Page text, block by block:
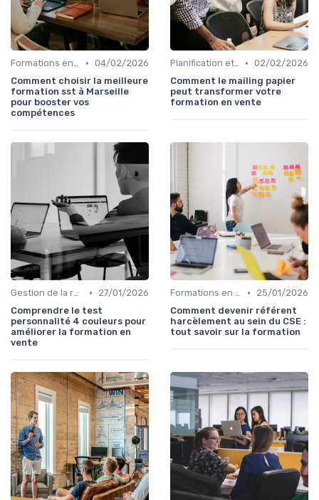
Formations en ligne • 04/02/2026
Comment choisir la meilleure
formation sst à Marseille
pour booster vos
compétences
Planification et stratégie de vente • 02/02/2026
Comment le mailing papier
peut transformer votre
formation en vente
Gestion de la relation client (CRM) •
27/01/2026
Comprendre le test
personnalité 4 couleurs pour
améliorer la formation en
vente
Formations en ligne •
25/01/2026
Comment devenir référent
harcèlement au sein du CSE :
tout savoir sur la formation